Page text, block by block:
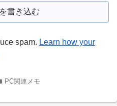
書き込む
spam. Learn how your
PC関連メモ